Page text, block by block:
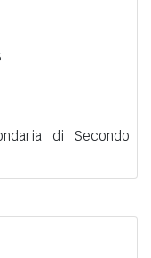
di Secondo